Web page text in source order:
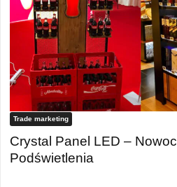
Trade marketing
Crystal Panel LED –
Podświetlenia